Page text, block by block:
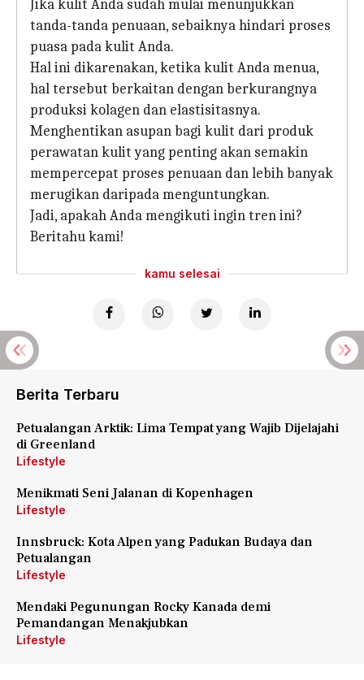
Jika kulit Anda sudah mulai menunjukkan
tanda-tanda penuaan, sebaiknya hindari proses
puasa pada kulit Anda.
Hal ini dikarenakan, ketika kulit Anda menua,
hal tersebut berkaitan dengan berkurangnya
produksi kolagen dan elastisitasnya.
Menghentikan asupan bagi kulit dari produk
perawatan kulit yang penting akan semakin
mempercepat proses penuaan dan lebih banyak
merugikan daripada menguntungkan.
Jadi, apakah Anda mengikuti ingin tren ini?
Beritahu kami!
kamu selesai
Berita Terbaru
Petualangan Arktik: Lima Tempat yang Wajib Dijelajahi
di Greenland
Lifestyle
Menikmati Seni Jalanan di Kopenhagen
Lifestyle
Innsbruck: Kota Alpen yang Padukan Budaya dan
Petualangan
Lifestyle
Mendaki Pegunungan Rocky Kanada demi
Pemandangan Menakjubkan
Lifestyle